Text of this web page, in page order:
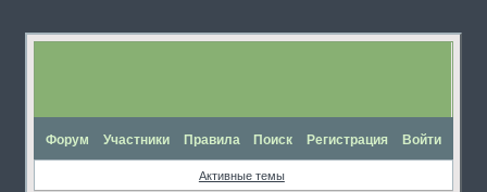
Форум Участники Правила Поиск Регистрация Войти
Активные темы